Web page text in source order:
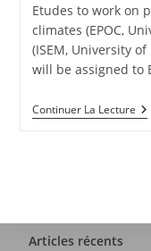
Etudes to work on
climates (EPOC,
(ISEM, University
will be assigned to
Continuer La Lecture
Articles récents